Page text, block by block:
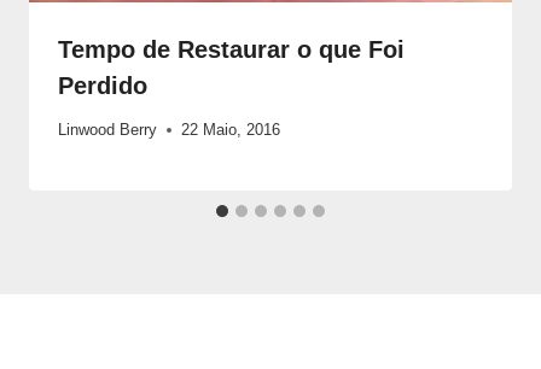
Tempo de Restaurar o que Foi
Perdido
Linwood Berry 22 Maio, 2016